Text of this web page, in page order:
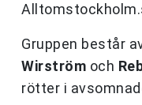
Gruppen består
Wirström och
rötter i